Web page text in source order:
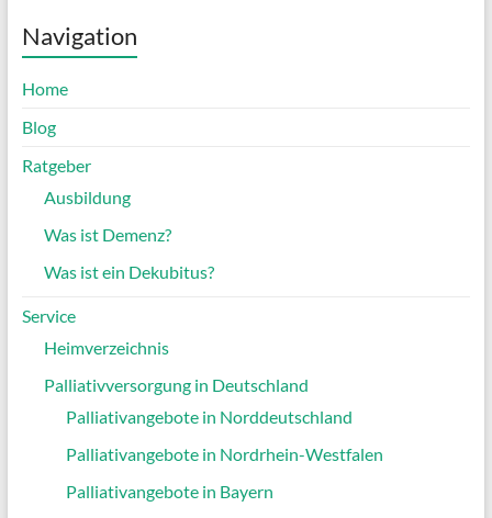
Navigation
Home
Blog
Ratgeber
Ausbildung
Was ist Demenz?
Was ist ein Dekubitus?
Service
Heimverzeichnis
Palliativversorgung in Deutschland
Palliativangebote in Norddeutschland
Palliativangebote in Nordrhein-Westfalen
Palliativangebote in Bayern